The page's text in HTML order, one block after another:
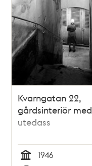
Kvarngatan 22,
gårdsinteriör med
utedass
1946